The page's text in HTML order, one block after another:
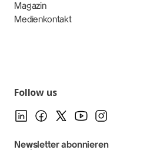
Magazin
Medienkontakt
Follow us
Newsletter abonnieren